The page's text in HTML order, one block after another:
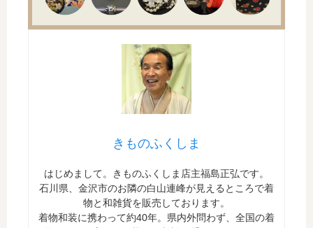
きものふくしま
はじめまして。きものふくしま店主福島正弘です。
石川県、金沢市のお隣の白山連峰が見えるところで着
物と和雑貨を販売しております。
着物和装に携わって約40年。県内外問わず、全国の着